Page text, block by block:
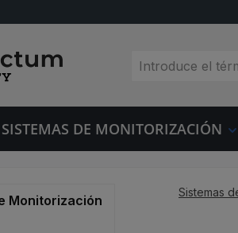
SISTEMAS DE MONITORIZACIÓN
Monitorización
Sistemas